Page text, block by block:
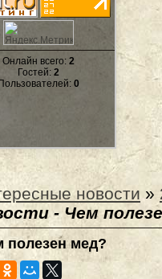
Онлайн всего: 2
Гостей: 2
Пользователей: 0
новости »
- Чем
полезен мед?